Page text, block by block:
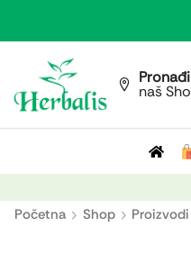
Pronađi
naš
Početna Shop